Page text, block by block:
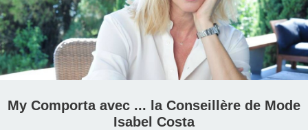
My Comporta avec ... la Conseillère de Mode
Isabel Costa